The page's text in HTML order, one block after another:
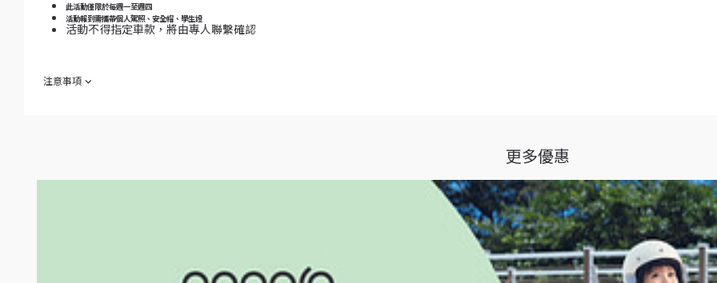
此活動僅限於每週一至週四
活動報到需攜帶個人駕照、安全帽、學生證
活動不得指定車款，將由專人聯繫確認
注意事項
贈品於現場填寫試乘問卷後隨機贈送，其款式、尺寸、顏色等均以實物為準，參加人不得挑選，亦不得要求 Gogoro 將贈品折現、替換為其他物品，或
本活動不適用於下列門市：：屏東公園門市,三民建工門市,小港漢民門市,樹林三俊門市,楠梓益群門市,仁武仁雄門市,宜蘭中山門市,花蓮中華門市,天母忠
門市,員林中山門市,三峽復興門市,斗六明德北門市,鼓山青海門市,三民九如二門市,中壢環中東門市,草屯太平門市屏東東港門市,羅東中正門市,淡水鼻頭
竹東勝門市,頭份自強門市,新莊民安門市,沙鹿中山門市,龍潭中正門市,大寮鳳林三門市。
更多優惠